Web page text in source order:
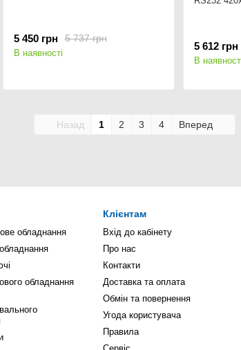
5 737 грн
5 450 грн
В наявності
5 612 грн
В
Назад 1 2 3 4 Вперед
обладнання
обладнання
Клієнтам
Вхід до кабінету
Про нас
Контакти
Доставка та оплата
Обмін та повернення
Угода користувача
Правила